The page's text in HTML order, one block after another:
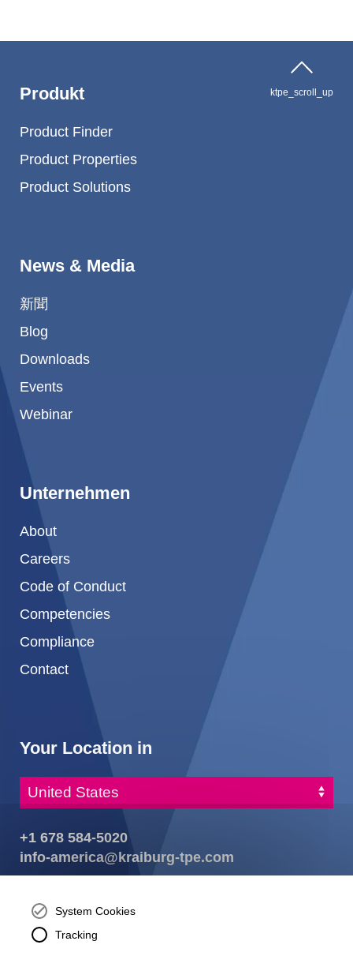
Produkt
Product Finder
Product Properties
Product Solutions
News & Media
新聞
Blog
Downloads
Events
Webinar
Unternehmen
About
Careers
Code of Conduct
Competencies
Compliance
Contact
Your Location in
+1 678 584-5020
info-america@kraiburg-tpe.com
Buford, GA 30518
josh.ackernecht@kraiburg-tpe.com
ktpe_scroll_up
System Cookies
Tracking